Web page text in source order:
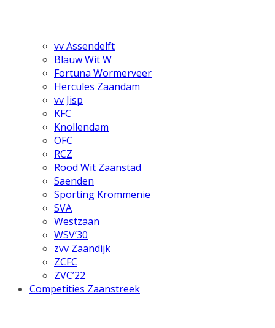
vv Assendelft
Blauw Wit W
Fortuna Wormerveer
Hercules Zaandam
vv Jisp
KFC
Knollendam
OFC
RCZ
Rood Wit Zaanstad
Saenden
Sporting Krommenie
SVA
Westzaan
WSV’30
zvv Zaandijk
ZCFC
ZVC’22
Competities Zaanstreek